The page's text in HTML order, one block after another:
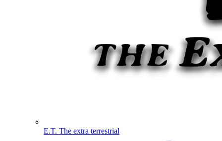
E.T. The extra terrestrial